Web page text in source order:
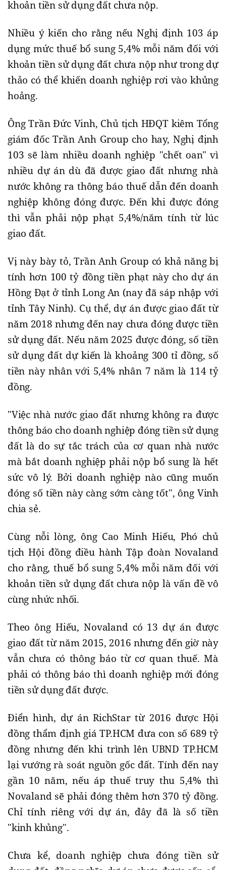
khoản tiền sử dụng đất chưa nộp.
Nhiều ý kiến cho rằng nếu Nghị định 103 áp
dụng mức thuế bổ sung 5,4% mỗi năm đối với
khoản tiền sử dụng đất chưa nộp như trong dự
thảo có thể khiến doanh nghiệp rơi vào khủng
hoảng.
Ông Trần Đức Vinh, Chủ tịch HĐQT kiêm Tổng
giám đốc Trần Anh Group cho hay, Nghị định
103 sẽ làm nhiều doanh nghiệp "chết oan" vì
nhiều dự án dù đã được giao đất nhưng nhà
nước không ra thông báo thuế dẫn đến doanh
nghiệp không đóng được. Đến khi được đóng
thì vẫn phải nộp phạt 5,4%/năm tính từ lúc
giao đất.
Vị này bày tỏ, Trần Anh Group có khả năng bị
tính hơn 100 tỷ đồng tiền phạt này cho dự án
Hồng Đạt ở tỉnh Long An (nay đã sáp nhập với
tỉnh Tây Ninh). Cụ thể, dự án được giao đất từ
năm 2018 nhưng đến nay chưa đóng được tiền
sử dụng đất. Nếu năm 2025 được đóng, số tiền
sử dụng đất dự kiến là khoảng 300 tỉ đồng, số
tiền này nhân với 5,4% nhân 7 năm là 114 tỷ
đồng.
"Việc nhà nước giao đất nhưng không ra được
thông báo cho doanh nghiệp đóng tiền sử dụng
đất là do sự tắc trách của cơ quan nhà nước
mà bắt doanh nghiệp phải nộp bổ sung là hết
sức vô lý. Bởi doanh nghiệp nào cũng muốn
đóng số tiền này càng sớm càng tốt", ông Vinh
chia sẻ.
Cùng nỗi lòng, ông Cao Minh Hiếu, Phó chủ
tịch Hội đồng điều hành Tập đoàn Novaland
cho rằng, thuế bổ sung 5,4% mỗi năm đối với
khoản tiền sử dụng đất chưa nộp là vấn đề vô
cùng nhức nhối.
Theo ông Hiếu, Novaland có 13 dự án được
giao đất từ năm 2015, 2016 nhưng đến giờ này
vẫn chưa có thông báo từ cơ quan thuế. Mà
phải có thông báo thì doanh nghiệp mới đóng
tiền sử dụng đất được.
Điển hình, dự án RichStar từ 2016 được Hội
đồng thẩm định giá TP.HCM đưa con số 689 tỷ
đồng nhưng đến khi trình lên UBND TP.HCM
lại vướng rà soát nguồn gốc đất. Tính đến nay
gần 10 năm, nếu áp thuế truy thu 5,4% thì
Novaland sẽ phải đóng thêm hơn 370 tỷ đồng.
Chỉ tính riêng với dự án, đây đã là số tiền
"kinh khủng".
Chưa kể, doanh nghiệp chưa đóng tiền sử